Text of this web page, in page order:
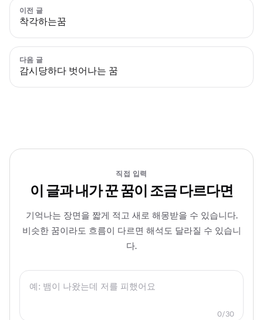
이전 글
착각하는꿈
다음 글
감시당하다 벗어나는 꿈
직접 입력
이 글과 내가 꾼 꿈이 조금 다르다면
기억나는 장면을 짧게 적고 새로 해몽받을 수 있습니다.
비슷한 꿈이라도 흐름이 다르면 해석도 달라질 수 있습니
다.
0/30